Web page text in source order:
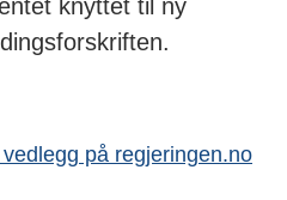
knyttet til ny
på regjeringen.no